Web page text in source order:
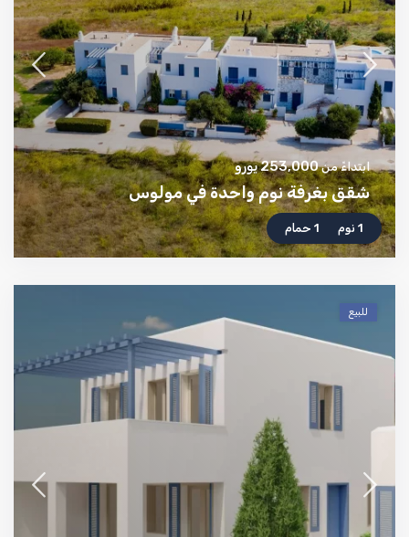
ابتداءً من253,000 يورو
شقق بغرفة نوم واحدة في مولوس
1 نوم 1 حمام
للبيع